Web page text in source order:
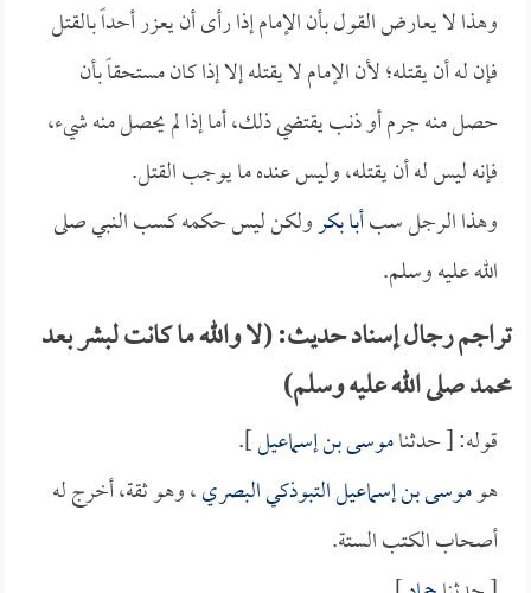
وهذا لا يعارض القول بأن الإمام إذا رأى أن يعزر أحداً بالقتل
فإن له أن يقتله؛ لأن الإمام لا يقتله إلا إذا كان مستحقاً بأن
حصل منه جرم أو ذنب يقتضي ذلك، أما إذا لم يحصل منه شيء،
فإنه ليس له أن يقتله، وليس عنده ما يوجب القتل.
وهذا الرجل سبأبا بكرولكن ليس حكمه كسب النبي صلى
الله عليه وسلم.
تراجم رجال إسناد حديث: (لا والله ما كانت لبشر بعد
محمد صلى الله عليه وسلم)
قوله: [ حدثناموسى بن إسماعيل].
هوموسى بن إسماعيل التبوذكي البصري، وهو ثقة، أخرج له
أصحاب الكتب الستة.